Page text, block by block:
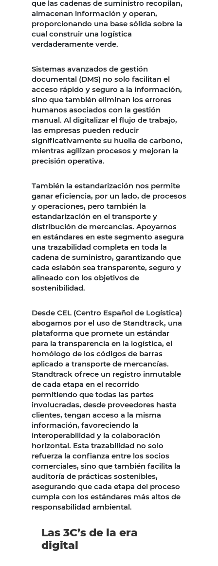
que las cadenas de suministro recopilan,
almacenan información y operan,
proporcionando una base sólida sobre la
cual construir una logística
verdaderamente verde.
Sistemas avanzados de gestión
documental (DMS) no solo facilitan el
acceso rápido y seguro a la información,
sino que también eliminan los errores
humanos asociados con la gestión
manual. Al digitalizar el flujo de trabajo,
las empresas pueden reducir
significativamente su huella de carbono,
mientras agilizan procesos y mejoran la
precisión operativa.
También la estandarización nos permite
ganar eficiencia, por un lado, de procesos
y operaciones, pero también la
estandarización en el transporte y
distribución de mercancías. Apoyarnos
en estándares en este segmento asegura
una trazabilidad completa en toda la
cadena de suministro, garantizando que
cada eslabón sea transparente, seguro y
alineado con los objetivos de
sostenibilidad.
Desde CEL (Centro Español de Logística)
abogamos por el uso de Standtrack, una
plataforma que promete un estándar
para la transparencia en la logística, el
homólogo de los códigos de barras
aplicado a transporte de mercancías.
Standtrack ofrece un registro inmutable
de cada etapa en el recorrido
permitiendo que todas las partes
involucradas, desde proveedores hasta
clientes, tengan acceso a la misma
información, favoreciendo la
interoperabilidad y la colaboración
horizontal. Esta trazabilidad no solo
refuerza la confianza entre los socios
comerciales, sino que también facilita la
auditoría de prácticas sostenibles,
asegurando que cada etapa del proceso
cumpla con los estándares más altos de
responsabilidad ambiental.
Las 3C’s de la era
digital